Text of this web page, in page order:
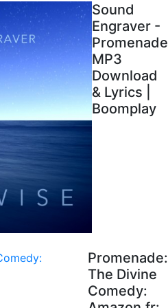
Sound
Engraver -
Promenade
MP3
Download
& Lyrics |
Boomplay
Promenade:
The Divine
Comedy: